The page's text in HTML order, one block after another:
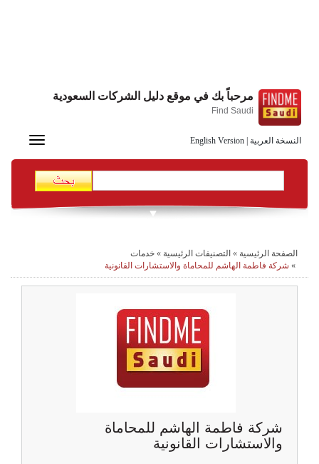
النسخة العربية English Version
مرحباً بك في موقع دليل الشركات السعودية
Find Saudi
Toggle
الصفحة الرئيسية » التصنيفات الرئيسية » خدمات
» شركة فاطمة الهاشم للمحاماة والاستشارات القانونية
شركة فاطمة الهاشم للمحاماة
والاستشارات القانونية